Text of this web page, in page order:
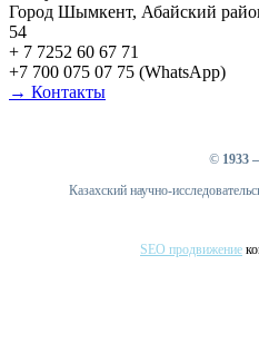
Город Шымкент, Абайский
54
+ 7 7252 60 67 71
+7 700 075 07 75 (WhatsApp)
→ Контакты
© 1933
Казахский научно-
SEO продвижение